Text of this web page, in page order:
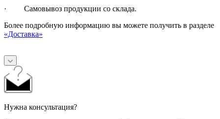
· Самовывоз продукции со склада.
Более подробную информацию вы можете получить в разделе
«Доставка»
Нужна консультация?